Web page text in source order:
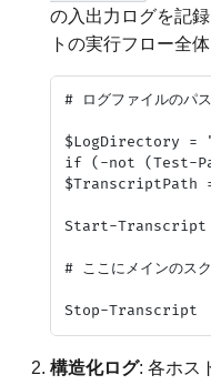
の入出力ログを記
トの実行フロー全
# ログファイルのパ
$LogDirectory =
if (-not (Test-
$TranscriptPath
Start-Transcript
# ここにメインのス
構造化ログ: 各ホス